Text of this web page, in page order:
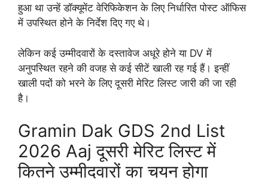
हुआ था उन्हें डॉक्यूमेंट वेरिफिकेशन के लिए निर्धारित पोस्ट ऑफिस
में उपस्थित होने के निर्देश दिए गए थे।
लेकिन कई उम्मीदवारों के दस्तावेज अधूरे होने या DV में
अनुपस्थित रहने की वजह से कई सीटें खाली रह गई हैं। इन्हीं
खाली पदों को भरने के लिए दूसरी मेरिट लिस्ट जारी की जा रही
है।
Gramin Dak GDS 2nd List
2026 Aaj दूसरी मेरिट लिस्ट में
कितने उम्मीदवारों का चयन होगा